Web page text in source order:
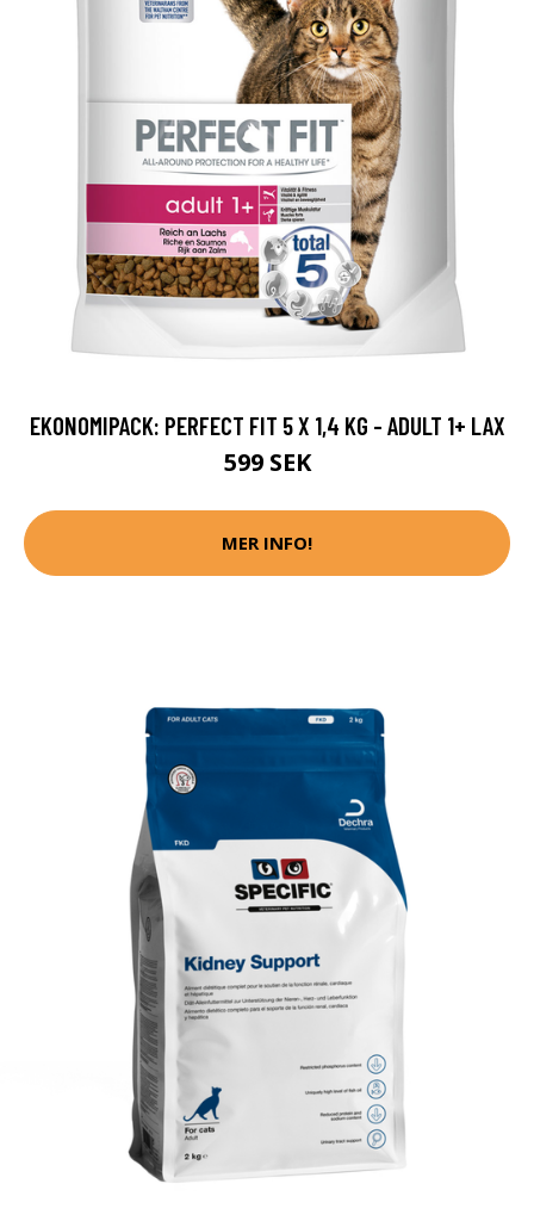
EKONOMIPACK: PERFECT FIT 5 X 1,4 KG - ADULT 1+ LAX
599 SEK
MER INFO!